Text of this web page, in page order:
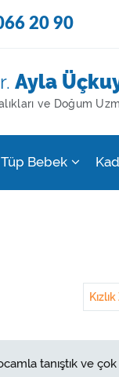
20 90
Ayla
ve Doğum
Tüp Bebek
tanıştık ve